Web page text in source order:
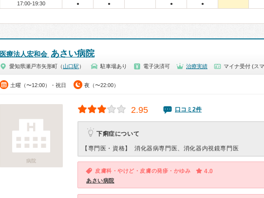
17:00-19:30 ● ● ● ●
医療法人宏和会 あさい病院
愛知県瀬戸市矢形町（山口駅 ） 駐車場あり 電子決済可 治療実績 マイナ受付 (ス
土曜（〜12:00）・祝日 夜（〜22:00）
病院
2.95 口コミ2件
下痢症について
【専門医・資格】 消化器病専門医、消化器内視鏡専門医
皮膚科・やけど・皮膚の発疹・かゆみ 4.0
あさい病院